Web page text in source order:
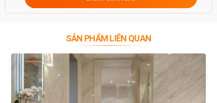
Khi lựa chọn gạch đá lát tường nhà tắm, lựa chọn những loại có
họa văn tinh tế tạo cảm giác thư giãn khi bước vào. Đặc biệt đến
không khi ốp lát sẽ nhanh xuống cấp và mất đi tính thẩm mỹ của
Ưu điểm của đá hoa cươngốp lát nhà tắm so với gạch lát thông
thường đó là bạn sẽ nhìn thấy hoa văn tinh tế trên những tấm đá
nguyên khối lớn hoặc được cắt ghép không thấy vết nối.
3. Phân loại đá sử dụng ốp phòng tắm – nhà vệ sinh
Cùng với sự phát triển của xã hội hiện đại, các sản phẩm đá ốp lát
SẢN PHẨM LIÊN QUAN